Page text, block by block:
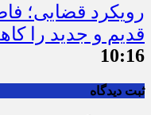
رویکرد قضایی؛
قدیم و جدید را
10:16
ثبت دیدگاه